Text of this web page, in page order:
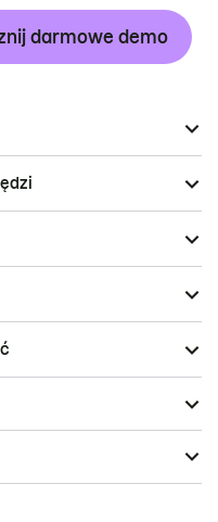
darmowe demo